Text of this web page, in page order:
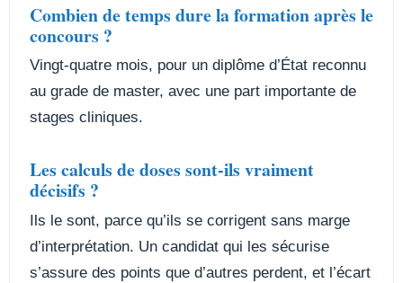
Combien de temps dure la formation après le
concours ?
Vingt-quatre mois, pour un diplôme d’État reconnu
au grade de master, avec une part importante de
stages cliniques.
Les calculs de doses sont-ils vraiment
décisifs ?
Ils le sont, parce qu’ils se corrigent sans marge
d’interprétation. Un candidat qui les sécurise
s’assure des points que d’autres perdent, et l’écart